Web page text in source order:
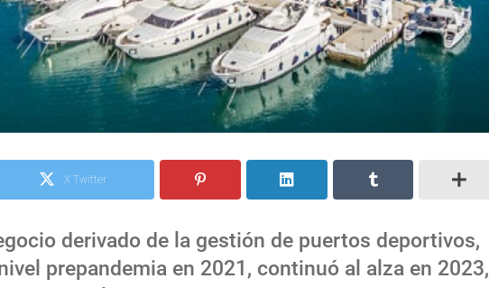
X Twitter
derivado de la gestión de puertos deportivos,
prepandemia en 2021, continuó al alza en 2023,